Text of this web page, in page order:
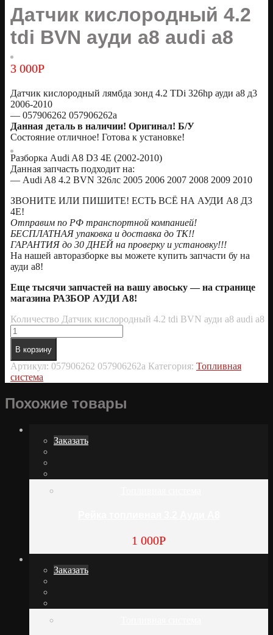
Датчик кислородный 4.2
tdi BVN ауди а8 audi a8
3 000Р
Датчик кислородный лямбда зонд 4.2 TDi 326hp ауди а8 д3
2006-2010
— 057906262 057906262a
Данная деталь в наличии! Оригинал! Б/У
Состояние отличное! Готова к установке!
Разборка Audi A8 D3 4E (2002-2010)
Данная запчасть подходит на:
— Audi A8 4.2 BVN 326лс 2005 2006 2007 2008 2009 2010
ЗВОНИТЕ ИЛИ ПИШИТЕ! ЕСТЬ ВСЁ НА АУДИ А8 Д3
4Е!
Oтправим по РФ транспортной компанией!
БЕСПЛАТНАЯ упаковка и доставка до ТК!!
ГАРАНТИЯ до 30 ДНЕЙ на проверку и установку!!!
На нашей авторазборке вы можете купить запчасти бу на
ауди а8!
Еще тысячи запчастей на вашу авоську — на странице
магазина РАЗБОР АУДИ А8!
Количество Датчик кислородный 4.2 tdi BVN ауди а8 audi a8
В корзину
Артикул: 057906262 057906262a Категория: Топливная
система
Похожие товары
Заказать
1 000Р
Заказать